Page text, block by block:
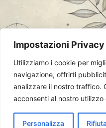
Impostazioni Privacy
Utilizziamo i cookie per
navigazione, offrirti
analizzare il nostro traffico.
acconsenti al nostro utilizzo
Personalizza
IT03784910048. All
Privacy Policy